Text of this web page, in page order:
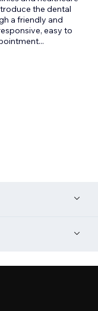
the dental
a friendly and
easy to
...